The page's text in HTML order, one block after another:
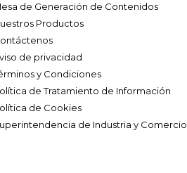
de Generación de Contenidos
Productos
de privacidad
y Condiciones
de Tratamiento de Información
de Cookies
de Industria y Comercio